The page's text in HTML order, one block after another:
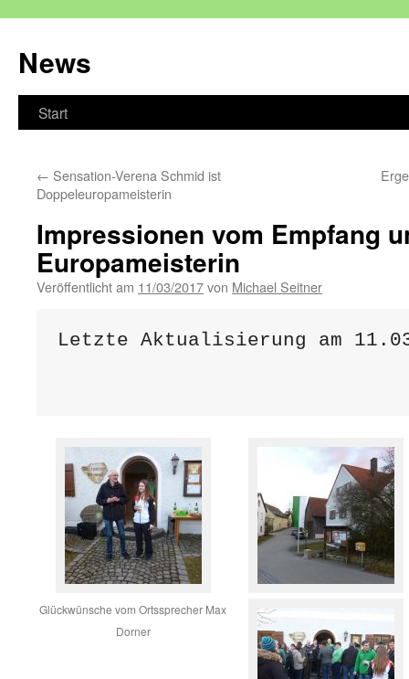
springen
News
Start
← Sensation-Verena Schmid ist
Doppeleuropameisterin
Impressionen vom Empfang
Europameisterin
Veröffentlicht am 11/03/2017von Michael Seitner
Letzte Aktualisierung am
Glückwünsche vom Ortssprecher Max
Dorner